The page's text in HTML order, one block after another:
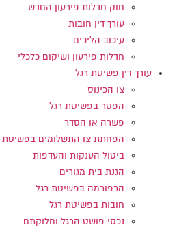
חוק חדלות פירעון החדש
עורך דין חובות
עיכוב הליכים
חדלות פירעון ושיקום כלכלי
עורך דין פשיטת רגל
צו הכינוס
הפטר בפשיטת רגל
פשרה או הסדר
הפחתת צו התשלומים בפשיטת
ביטול הענקות והעדפות
הגנת בית מגורים
הרפורמה בפשיטת רגל
חובות בפשיטת רגל
נכסי פושט הרגל וחלוקתם